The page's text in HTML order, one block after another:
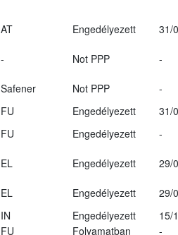
AT Engedélyezett
31/
- Not PPP
-
Safener Not PPP
-
FU Engedélyezett
31/
FU Engedélyezett
-
EL Engedélyezett
29/
EL Engedélyezett
29/
IN Engedélyezett
15/
FU Folyamatban
-